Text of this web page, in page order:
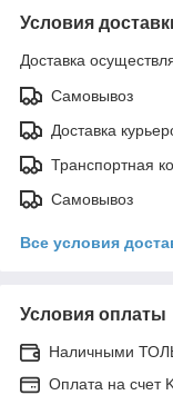
Условия
Доставка
Самовывоз
Доставка
Транспортная
Самовывоз
Все условия
Условия оплаты
Наличными
Оплата на счет